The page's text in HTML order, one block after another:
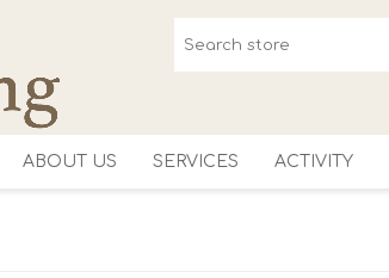
ABOUT US SERVICES ACTIVITY